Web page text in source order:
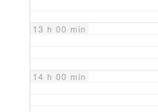
13 h 00 min
14 h 00 min